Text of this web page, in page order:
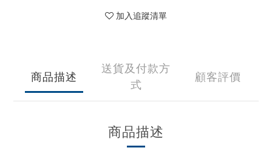
加入追蹤清單
商品描述
送貨及付款方
式
顧客評價
商品描述